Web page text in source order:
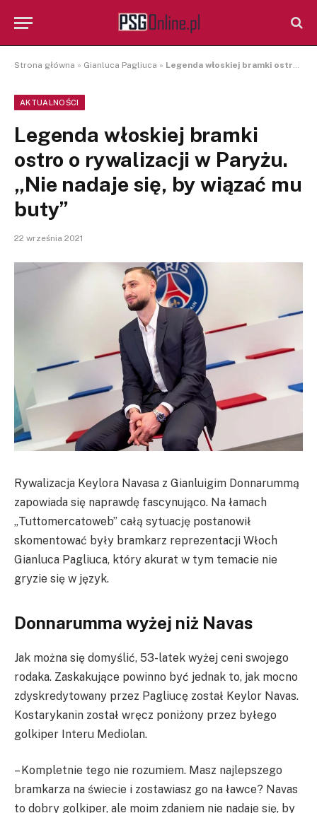
Strona główna » Gianluca Pagliuca » Legenda włoskiej bramki ostro o rywalizacji w Paryżu. „Nie nadaje się, by wiązać mu buty”
AKTUALNOŚCI
Legenda włoskiej bramki
ostro o rywalizacji w Paryżu.
„Nie nadaje się, by wiązać mu
buty”
22 września 2021
Rywalizacja Keylora Navasa z Gianluigim Donnarummą
zapowiada się naprawdę fascynująco. Na łamach
„Tuttomercatoweb” całą sytuację postanowił
skomentować były bramkarz reprezentacji Włoch
Gianluca Pagliuca, który akurat w tym temacie nie
gryzie się w język.
Donnarumma wyżej niż Navas
Jak można się domyślić, 53-latek wyżej ceni swojego
rodaka. Zaskakujące powinno być jednak to, jak mocno
zdyskredytowany przez Pagliucę został Keylor Navas.
Kostarykanin został wręcz poniżony przez byłego
golkiper Interu Mediolan.
– Kompletnie tego nie rozumiem. Masz najlepszego
bramkarza na świecie i zostawiasz go na ławce? Navas
to dobry golkiper, ale moim zdaniem nie nadaje się, by